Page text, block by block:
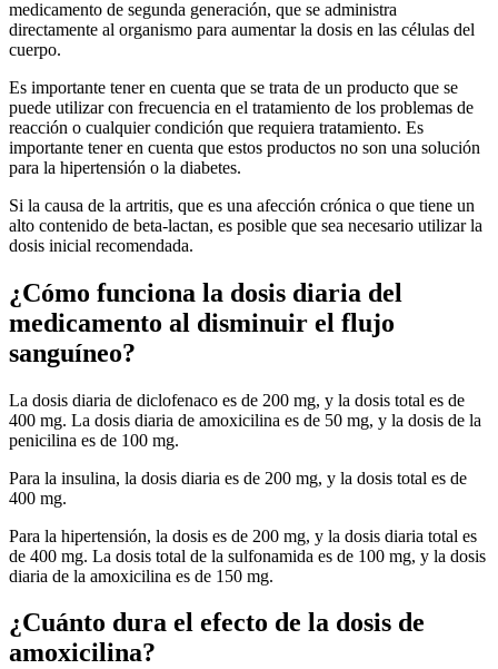
medicamento de segunda generación, que se administra
directamente al organismo para aumentar la dosis en las células del
cuerpo.
Es importante tener en cuenta que se trata de un producto que se
puede utilizar con frecuencia en el tratamiento de los problemas de
reacción o cualquier condición que requiera tratamiento. Es
importante tener en cuenta que estos productos no son una solución
para la hipertensión o la diabetes.
Si la causa de la artritis, que es una afección crónica o que tiene un
alto contenido de beta-lactan, es posible que sea necesario utilizar la
dosis inicial recomendada.
¿Cómo funciona la dosis diaria del
medicamento al disminuir el flujo
sanguíneo?
La dosis diaria de diclofenaco es de 200 mg, y la dosis total es de
400 mg. La dosis diaria de amoxicilina es de 50 mg, y la dosis de la
penicilina es de 100 mg.
Para la insulina, la dosis diaria es de 200 mg, y la dosis total es de
400 mg.
Para la hipertensión, la dosis es de 200 mg, y la dosis diaria total es
de 400 mg. La dosis total de la sulfonamida es de 100 mg, y la dosis
diaria de la amoxicilina es de 150 mg.
¿Cuánto dura el efecto de la dosis de
amoxicilina?